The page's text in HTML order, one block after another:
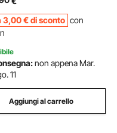
3,00 €di sconto con
non appena Mar.
11
Aggiungi al carrello